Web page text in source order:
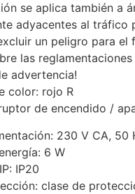
se aplica también a
adyacentes al tráfico
un peligro para el
las
advertencia!
color: rojo R
de encendido /
230 V CA, 50
6 W
IP20
clase de